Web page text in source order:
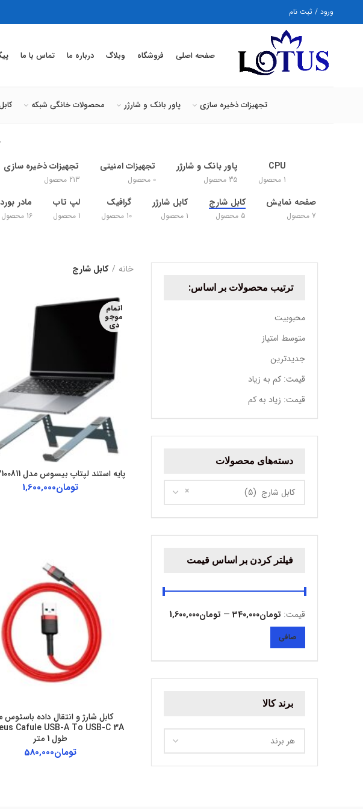
ورود / ثبت نام
صفحه اصلی فروشگاه وبلاگ درباره ما تماس با ما
تجهیزات ذخیره سازی پاور بانک و شارژر محصولات خانگی شبکه
CPU
1 محصول
پاور بانک و شارژر
35 محصول
تجهیزات امنیتی
0 محصول
تجهیزات ذخیره سازی
213 محصول
صفحه نمایش
7 محصول
کابل شارج
5 محصول
کابل شارژر
1 محصول
گرافیک
10 محصول
لپ تاب
1 محصول
مادر بورد
16 محصول
ترتیب محصولات بر اساس:
محبوبیت
متوسط امتیاز
جدیدترین
قیمت: کم به زیاد
قیمت: زیاد به کم
دسته‌های محصولات
× کابل شارج (5)
فیلتر کردن بر اساس قیمت
حداقل
قیمت
حداكثر
قيمت
صافی
قيمت: تومان340,000 — تومان1,600,000
برند کالا
هر برند
خانه کابل شارج
اتمام
موجو
دی
پایه استند لپتاپ بیسوس مدل B10053100811
تومان1,600,000
کابل شارژ و انتقال داده
طول 1 متر
تومان580,000